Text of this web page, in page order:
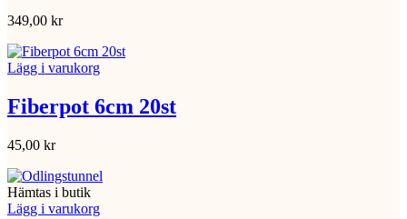
349,00 kr
Lägg i varukorg
Fiberpot 6cm 20st
45,00 kr
Hämtas i butik
Lägg i varukorg